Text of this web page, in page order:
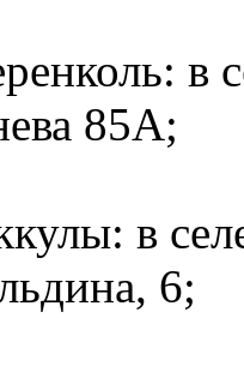
в
85А;
в
6;